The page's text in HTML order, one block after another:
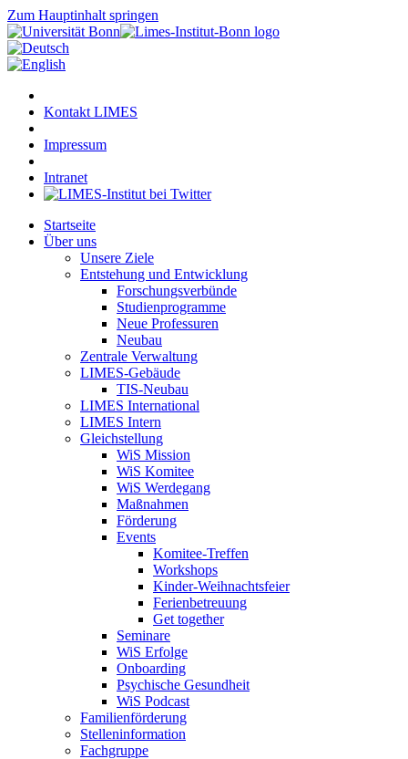
Zum Hauptinhalt springen
Kontakt LIMES
Impressum
Intranet
Startseite
Über uns
Unsere Ziele
Entstehung und Entwicklung
Forschungsverbünde
Studienprogramme
Neue Professuren
Neubau
Zentrale Verwaltung
LIMES-Gebäude
TIS-Neubau
LIMES International
LIMES Intern
Gleichstellung
WiS Mission
WiS Komitee
WiS Werdegang
Maßnahmen
Förderung
Events
Komitee-Treffen
Workshops
Kinder-Weihnachtsfeier
Ferienbetreuung
Get together
Seminare
WiS Erfolge
Onboarding
Psychische Gesundheit
WiS Podcast
Familienförderung
Stelleninformation
Fachgruppe